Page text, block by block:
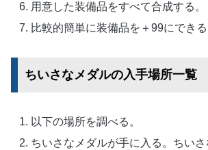
用意した装備品をすべて合成する。
比較的簡単に装備品を＋99にできる
ちいさなメダルの入手場所一覧
以下の場所を調べる。
ちいさなメダルが手に入る。ちい